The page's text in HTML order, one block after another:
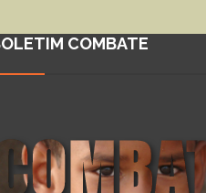
COMBATE